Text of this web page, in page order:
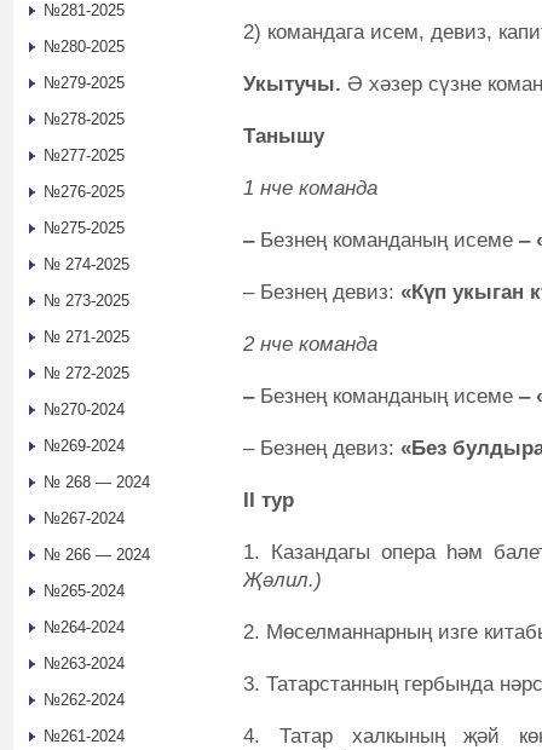
2) командага исем, девиз,
Укытучы. Ә хәзер сүзне
Танышу
1 нче команда
‒ Безнең команданың исеме ‒
‒ Безнең девиз: «Күп укыган
2 нче команда
‒ Безнең команданың исеме ‒
‒ Безнең девиз: «Без
II тур
1. Казандагы опера һәм
Җәлил.)
2. Мөселманнарның изге
3. Татарстанның гербында
4.
Татар халкының җәй
№281-2025
№280-2025
№279-2025
№278-2025
№277-2025
№276-2025
№275-2025
№ 274-2025
№ 273-2025
№ 271-2025
№ 272-2025
№270-2024
№269-2024
№ 268 — 2024
№267-2024
№ 266 — 2024
№265-2024
№264-2024
№263-2024
№262-2024
№261-2024